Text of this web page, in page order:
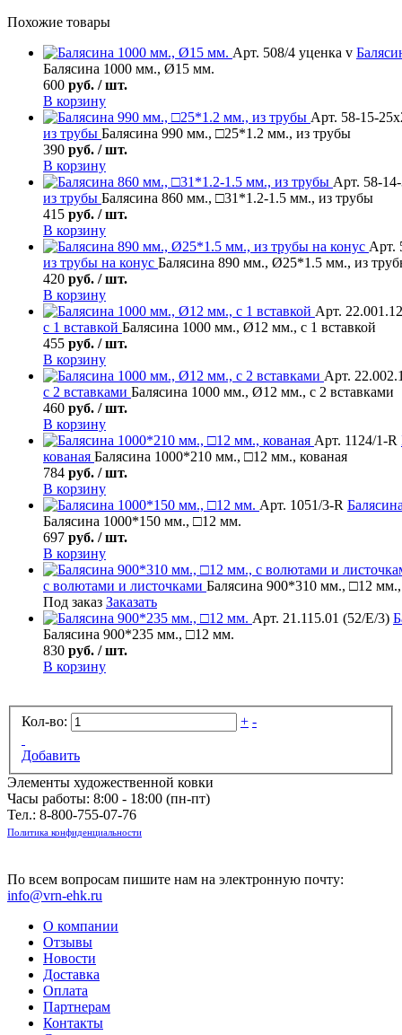
Похожие товары
Арт. 508/4 уценка v
Балясина 1000 мм., Ø15 мм.
600 руб. / шт.
В корзину
Арт. 58-15-
из трубы Балясина 990 мм., □25*1.2 мм., из трубы
390 руб. / шт.
В корзину
Арт. 58-
из трубы Балясина 860 мм., □31*1.2-1.5 мм., из трубы
415 руб. / шт.
В корзину
Арт.
из трубы на конус Балясина 890 мм., Ø25*1.5 мм., из
420 руб. / шт.
В корзину
Арт. 22.001.12
с 1 вставкой Балясина 1000 мм., Ø12 мм., с 1 вставкой
455 руб. / шт.
В корзину
Арт.
с 2 вставками Балясина 1000 мм., Ø12 мм., с 2 вставками
460 руб. / шт.
В корзину
Арт. 1124/1-R
кованая Балясина 1000*210 мм., □12 мм., кованая
784 руб. / шт.
В корзину
Арт. 1051/3-R
Балясина 1000*150 мм., □12 мм.
697 руб. / шт.
В корзину
с волютами и листочками Балясина 900*310 мм., □12
Под заказ Заказать
Арт. 21.115.01 (52/Е/3)
Балясина 900*235 мм., □12 мм.
830 руб. / шт.
В корзину
Кол-во: + -
Добавить
Элементы художественной ковки
Часы работы: 8:00 - 18:00 (пн-пт)
Тел.: 8-800-755-07-76
Политика конфиденциальности
По всем вопросам пишите нам на электронную почту:
info@vrn-ehk.ru
О компании
Отзывы
Новости
Доставка
Оплата
Партнерам
Контакты